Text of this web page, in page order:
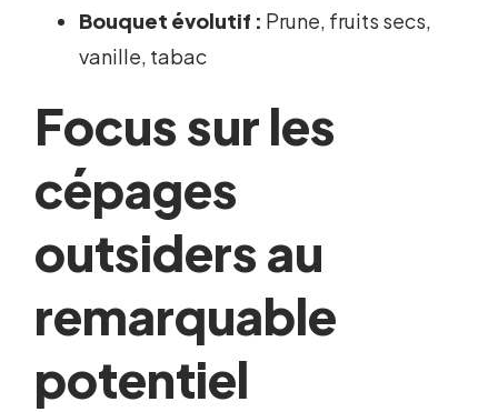
Bouquet évolutif : Prune, fruits secs,
vanille, tabac
Focus sur les
cépages
outsiders au
remarquable
potentiel